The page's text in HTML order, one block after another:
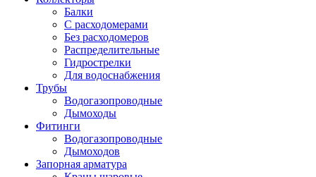
Балки
С расходомерами
Без расходомеров
Распределительные
Гидрострелки
Для водоснабжения
Трубы
Водогазопроводные
Дымоходы
Фитинги
Водогазопроводные
Дымоходов
Запорная арматура